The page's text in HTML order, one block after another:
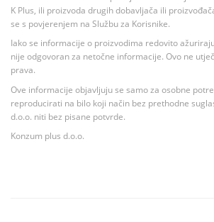
K Plus, ili proizvoda drugih dobavljača ili
se s povjerenjem na Službu za Korisnike.
Iako se informacije o proizvodima redovito
nije odgovoran za netočne informacije. Ovo ne
prava.
Ove informacije objavljuju se samo za osobne
reproducirati na bilo koji način bez prethodne
d.o.o. niti bez pisane potvrde.
Konzum plus d.o.o.